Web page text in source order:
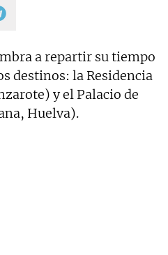
a repartir su tiempo
destinos: la Residencia
y el Palacio de
Huelva).